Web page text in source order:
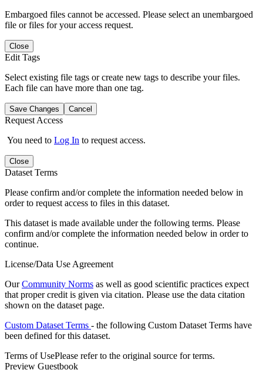
Embargoed files cannot be accessed. Please select an unembargoed
file or files for your access request.
Close
Edit Tags
Select existing file tags or create new tags to describe your files.
Each file can have more than one tag.
Save Changes Cancel
Request Access
You need to Log In to request access.
Close
Dataset Terms
Please confirm and/or complete the information needed below in
order to request access to files in this dataset.
This dataset is made available under the following terms. Please
confirm and/or complete the information needed below in order to
continue.
License/Data Use Agreement
OurCommunity Norms as well as good scientific practices expect
that proper credit is given via citation. Please use the data citation
shown on the dataset page.
Custom Dataset Terms - the following Custom Dataset Terms have
been defined for this dataset.
Terms of UsePlease refer to the original source for terms.
Preview Guestbook